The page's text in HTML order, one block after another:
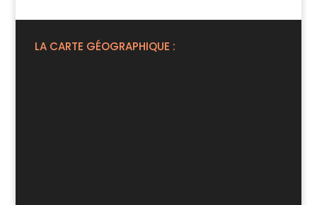
LA CARTE GÉOGRAPHIQUE :